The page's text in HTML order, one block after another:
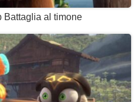
Battaglia al timone